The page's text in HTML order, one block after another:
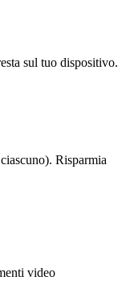
sul tuo dispositivo.
Risparmia
video